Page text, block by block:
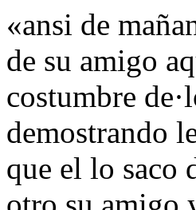
«ansi de
de su amigo
costumbre
demostrando
que el lo saco